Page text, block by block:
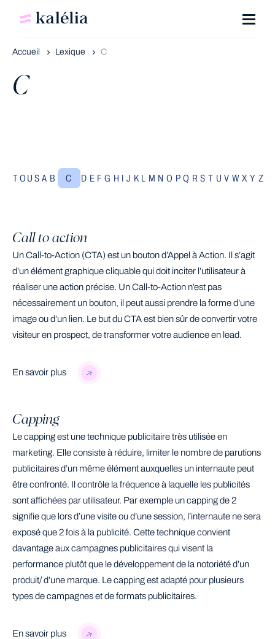
Accueil Lexique C
C
TOUS A B C D E F G H I J K L M N O P Q R S T U V W X Y Z
Call to action
Un Call-to-Action (CTA) est un bouton d’Appel à Action. Il s’agit
d’un élément graphique cliquable qui doit inciter l’utilisateur à
réaliser une action précise. Un Call-to-Action n’est pas
nécessairement un bouton, il peut aussi prendre la forme d’une
image ou d’un lien. Le but du CTA est bien sûr de convertir votre
visiteur en prospect, de transformer votre audience en lead.
En savoir plus
Capping
Le capping est une technique publicitaire très utilisée en
marketing. Elle consiste à réduire, limiter le nombre de parutions
publicitaires d’un même élément auxquelles un internaute peut
être confronté. Il contrôle la fréquence à laquelle les publicités
sont affichées par utilisateur. Par exemple un capping de 2
signifie que lors d’une visite ou d’une session, l’internaute ne sera
exposé que 2 fois à la publicité. Cette technique convient
davantage aux campagnes publicitaires qui visent la
performance plutôt que le développement de la notoriété d’un
produit/ d’une marque. Le capping est adapté pour plusieurs
types de campagnes et de formats publicitaires.
En savoir plus